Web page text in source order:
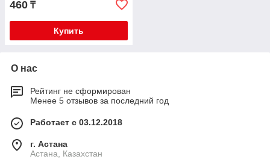
460 ₸
Купить
О нас
Рейтинг не сформирован
Менее 5 отзывов за последний год
Работает с 03.12.2018
г. Астана
Астана, Казахстан